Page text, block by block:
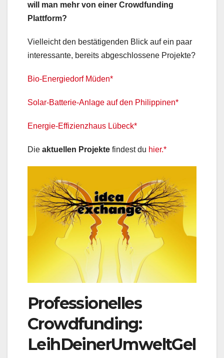
will man mehr von einer Crowdfunding
Plattform?
Vielleicht den bestätigenden Blick auf ein paar
interessante, bereits abgeschlossene Projekte?
Bio-Energiedorf Müden*
Solar-Batterie-Anlage auf den Philippinen*
Energie-Effizienzhaus Lübeck*
Die aktuellen Projekte findest du hier.*
Professionelles
Crowdfunding:
LeihDeinerUmweltGel